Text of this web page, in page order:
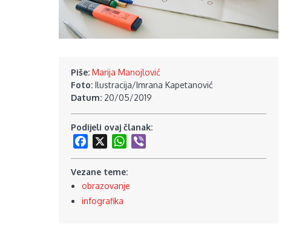
Piše: Marija Manojlović
Foto: Ilustracija/Imrana Kapetanović
Datum: 20/05/2019
Podijeli ovaj članak:
Facebook
WhatsApp
Vezane teme:
obrazovanje
infografika